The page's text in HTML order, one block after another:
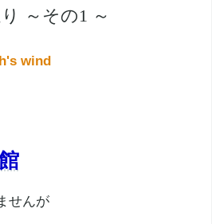
～その1 ～
wind
せんが